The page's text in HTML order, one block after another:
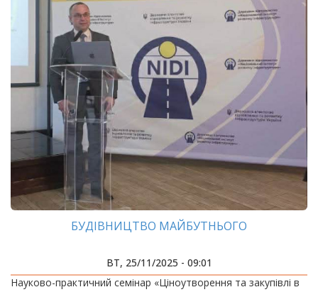
БУДІВНИЦТВО МАЙБУТНЬОГО
ВТ, 25/11/2025 - 09:01
Науково-практичний семінар «Ціноутворення та закупівлі в